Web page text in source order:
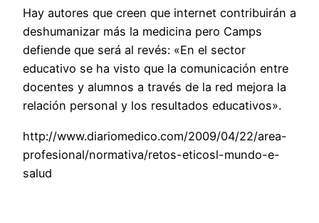
Hay autores que creen que internet contribuirán a
deshumanizar más la medicina pero Camps
defiende que será al revés: «En el sector
educativo se ha visto que la comunicación entre
docentes y alumnos a través de la red mejora la
relación personal y los resultados educativos».
http://www.diariomedico.com/2009/04/22/area-
profesional/normativa/retos-eticosl-mundo-e-
salud